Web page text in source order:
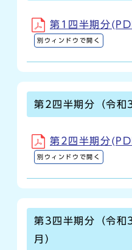
第1四半期分
別ウィンドウで開く
第2四半期分（令和
第2四半期分
別ウィンドウで開く
第3四半期分（令
月）